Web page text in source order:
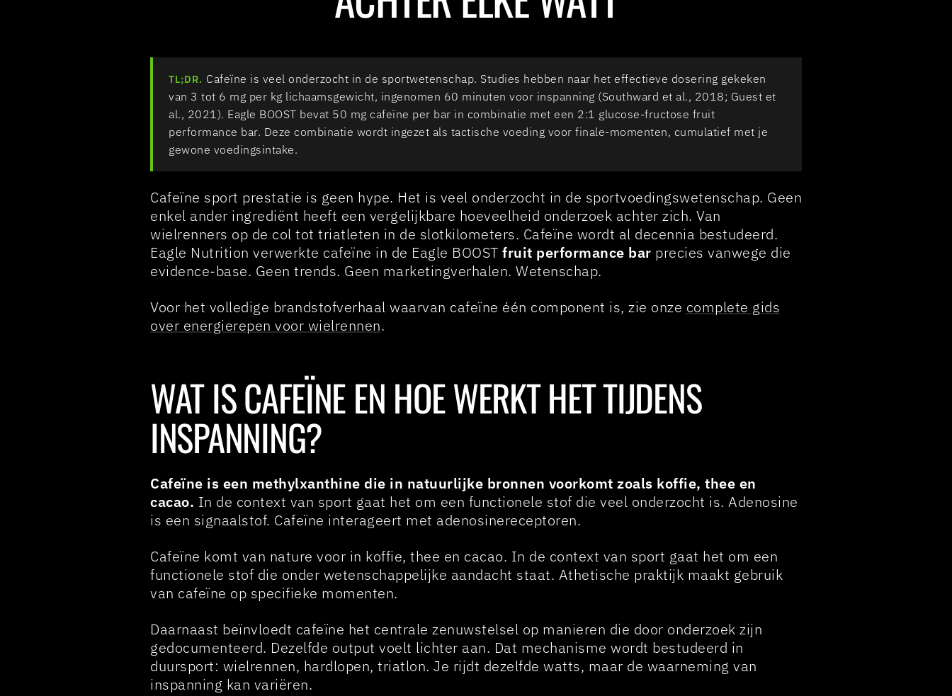
TL;DR. Cafeïne is veel onderzocht in de sportwetenschap. Studies hebben naar het effectieve dosering gekeken
van 3 tot 6 mg per kg lichaamsgewicht, ingenomen 60 minuten voor inspanning (Southward et al., 2018; Guest et
al., 2021). Eagle BOOST bevat 50 mg cafeïne per bar in combinatie met een 2:1 glucose-fructose fruit
performance bar. Deze combinatie wordt ingezet als tactische voeding voor finale-momenten, cumulatief met je
gewone voedingsintake.
Cafeïne sport prestatie is geen hype. Het is veel onderzocht in de sportvoedingswetenschap. Geen
enkel ander ingrediënt heeft een vergelijkbare hoeveelheid onderzoek achter zich. Van
wielrenners op de col tot triatleten in de slotkilometers. Cafeïne wordt al decennia bestudeerd.
Eagle Nutrition verwerkte cafeïne in de Eagle BOOST fruit performance bar precies vanwege die
evidence-base. Geen trends. Geen marketingverhalen. Wetenschap.
Voor het volledige brandstofverhaal waarvan cafeïne één component is, zie onze complete gids
over energierepen voor wielrennen.
WAT IS CAFEÏNE EN HOE WERKT HET TIJDENS
INSPANNING?
Cafeïne is een methylxanthine die in natuurlijke bronnen voorkomt zoals koffie, thee en
cacao. In de context van sport gaat het om een functionele stof die veel onderzocht is. Adenosine
is een signaalstof. Cafeïne interageert met adenosinereceptoren.
Cafeïne komt van nature voor in koffie, thee en cacao. In de context van sport gaat het om een
functionele stof die onder wetenschappelijke aandacht staat. Athetische praktijk maakt gebruik
van cafeïne op specifieke momenten.
Daarnaast beïnvloedt cafeïne het centrale zenuwstelsel op manieren die door onderzoek zijn
gedocumenteerd. Dezelfde output voelt lichter aan. Dat mechanisme wordt bestudeerd in
duursport: wielrennen, hardlopen, triatlon. Je rijdt dezelfde watts, maar de waarneming van
inspanning kan variëren.